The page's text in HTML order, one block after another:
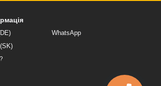
WhatsApp